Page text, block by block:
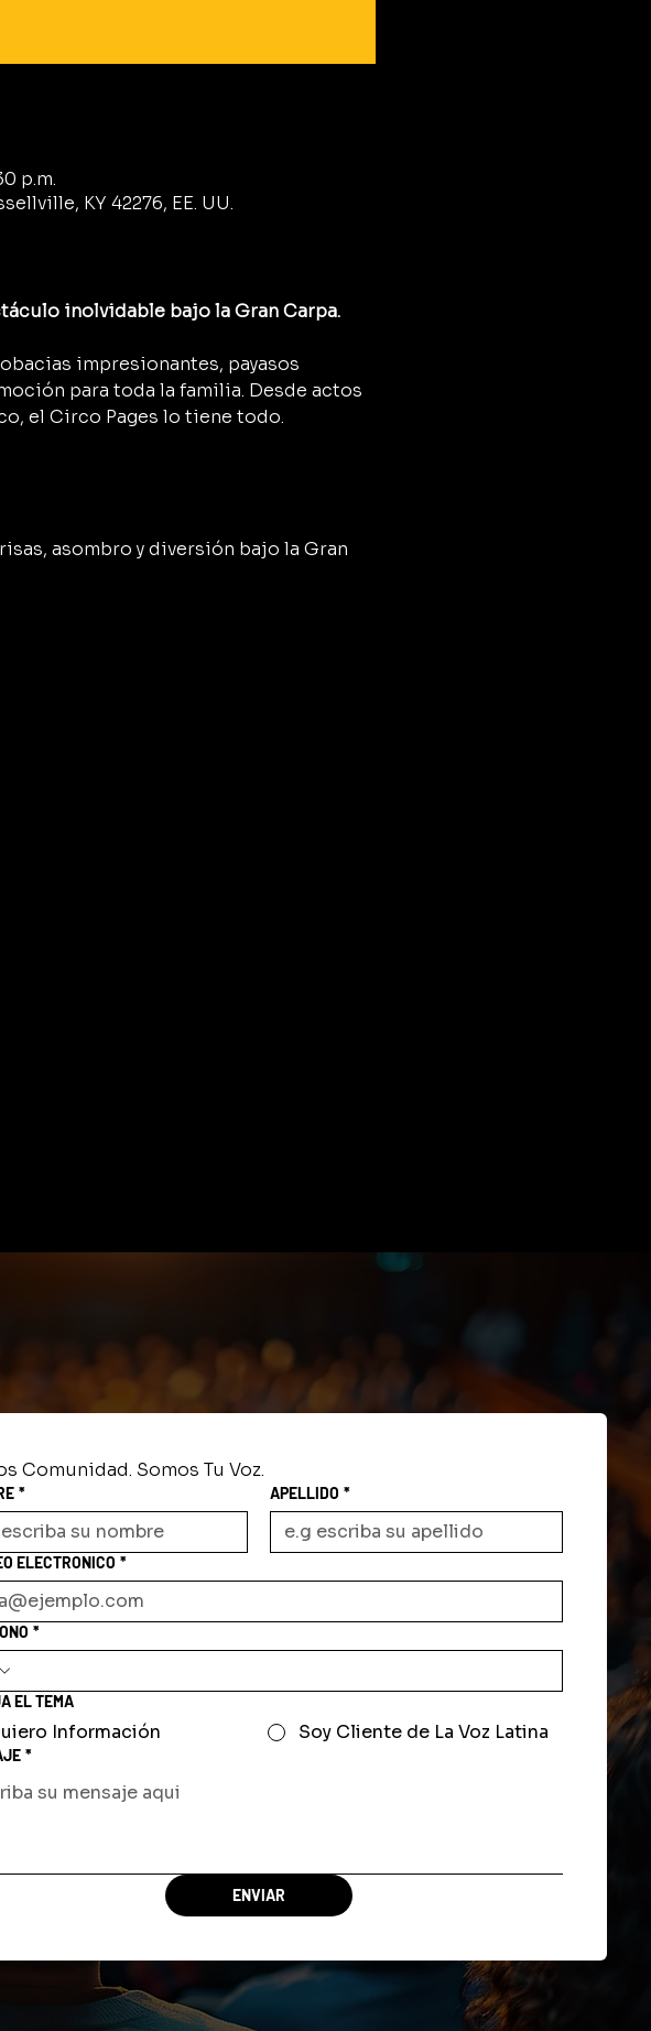
p.m.
KY 42276, EE. UU.
inolvidable bajo la Gran Carpa.
impresionantes, payasos
para toda la familia. Desde actos
el Circo Pages lo tiene todo.
asombro y diversión bajo la Gran
Comunidad. Somos Tu Voz.
* APELLIDO *
ELECTRONICO *
*
EL TEMA
Información Soy Cliente de La Voz Latina
*
ENVIAR